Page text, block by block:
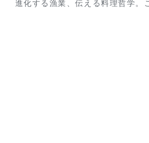
進化する漁業、伝える料理哲学。